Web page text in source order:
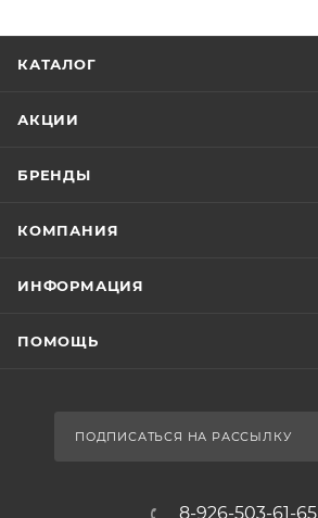
КАТАЛОГ
АКЦИИ
БРЕНДЫ
КОМПАНИЯ
ИНФОРМАЦИЯ
ПОМОЩЬ
ПОДПИСАТЬСЯ НА РАССЫЛКУ
8-926-503-61-65